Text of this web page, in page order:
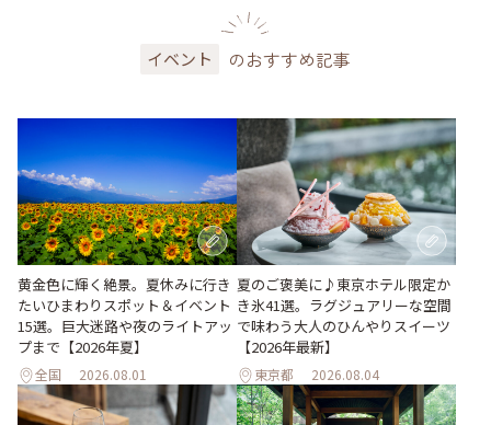
イベント のおすすめ記事
黄金色に輝く絶景。夏休みに行き
たいひまわりスポット＆イベント
15選。巨大迷路や夜のライトアッ
プまで【2026年夏】
全国 2026.08.01
夏のご褒美に♪東京ホテル限定か
き氷41選。ラグジュアリーな空間
で味わう大人のひんやりスイーツ
【2026年最新】
東京都 2026.08.04